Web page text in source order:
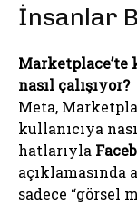
İnsanlar
nasıl çalışıyor?
Meta,
kullanıcıya
hatlarıyla
sadece “görsel